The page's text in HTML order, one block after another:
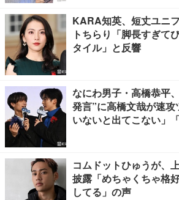
KARA知英、短丈ユニ
トちらり「脚長すぎて
タイル」と反響
なにわ男子・高橋恭平
発言”に高橋文哉が速
いないと出てこない」
コムドットひゅうが、
披露「めちゃくちゃ格
してる」の声